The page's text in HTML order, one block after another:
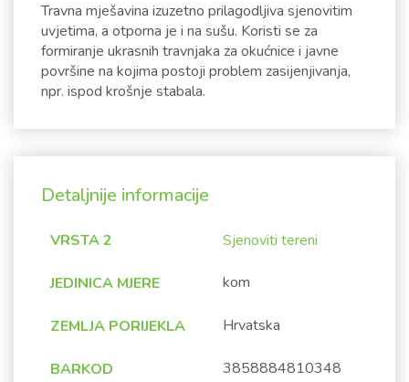
Travna mješavina izuzetno prilagodljiva sjenovitim
uvjetima, a otporna je i na sušu. Koristi se za
formiranje ukrasnih travnjaka za okućnice i javne
površine na kojima postoji problem zasijenjivanja,
npr. ispod krošnje stabala.
Detaljnije informacije
VRSTA 2 Sjenoviti tereni
JEDINICA MJERE kom
ZEMLJA PORIJEKLA Hrvatska
BARKOD 3858884810348